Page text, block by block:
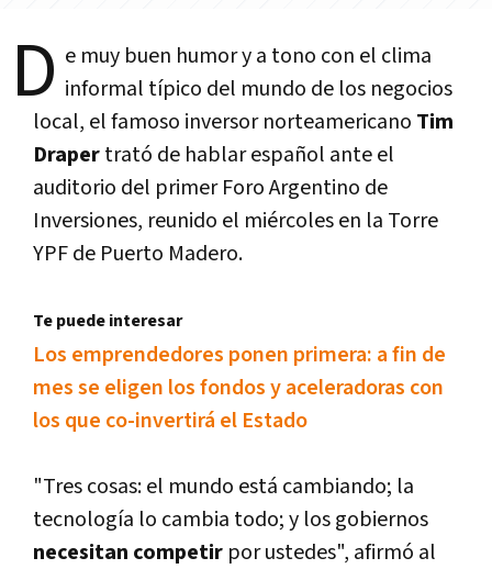
D e muy buen humor y a tono con el clima
informal tí­pico del mundo de los negocios
local, el famoso inversor norteamericano Tim
Drapertrató de hablar español ante el
auditorio del primer Foro Argentino de
Inversiones, reunido el miércoles en la Torre
YPF de Puerto Madero.
Te puede interesar
Los emprendedores ponen primera: a fin de
mes se eligen los fondos y aceleradoras con
los que co-invertirá el Estado
"Tres cosas: el mundo está cambiando; la
tecnologí­a lo cambia todo; y los gobiernos
necesitan competir por ustedes", afirmó al